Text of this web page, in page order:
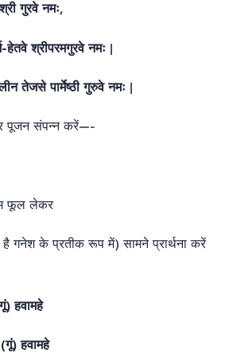
गुरवे नमः,
हेतवे श्रीपरमगुरवे नमः |
तेजसे पार्मेष्ठी गुरुवे नमः |
पूजन संपन्न करें—-
फूल लेकर
है गनेश के प्रतीक रूप में) सामने प्रार्थना करें
हवामहे
(गूं) हवामहे